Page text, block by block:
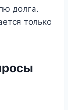
долга.
только